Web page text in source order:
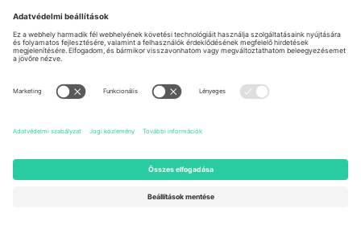
Germany
Unter den Linden 24, 10117
Berlin, Germany
167 City Road, London, Greater
131 Continental Dr, Suite 305,
Dorfstrasse 52a, 6390
United Arab Emirates